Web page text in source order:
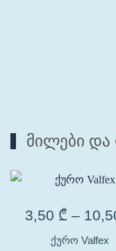
მილები და
3,50 ₾ –
ქურო Valfex